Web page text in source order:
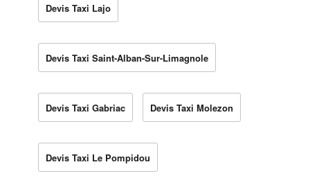
Devis Taxi Lajo
Devis Taxi Saint-Alban-Sur-Limagnole
Devis Taxi Gabriac Devis Taxi Molezon
Devis Taxi Le Pompidou